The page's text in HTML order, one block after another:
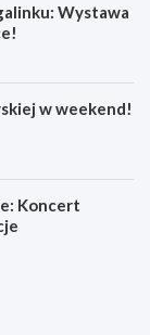
Wystawa
w weekend!
Koncert